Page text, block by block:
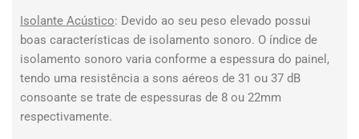
Isolante Acústico: Devido ao seu peso elevado possui
boas características de isolamento sonoro. O índice de
isolamento sonoro varia conforme a espessura do painel,
tendo uma resistência a sons aéreos de 31 ou 37 dB
consoante se trate de espessuras de 8 ou 22mm
respectivamente.